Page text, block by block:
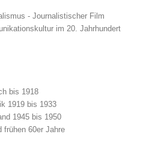
- Journalistischer Film
im 20. Jahrhundert
bis 1918
1919 bis 1933
1945 bis 1950
frühen 60er Jahre